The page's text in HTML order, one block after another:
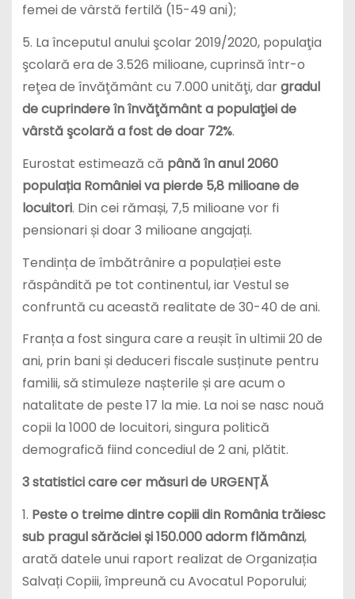
femei de vârstă fertilă (15-49 ani);
5. La începutul anului şcolar 2019/2020, populaţia
şcolară era de 3.526 milioane, cuprinsă într-o
reţea de învăţământ cu 7.000 unităţi, dargradul
de cuprindere în învăţământ a populaţiei de
vârstă şcolară a fost de doar 72%.
Eurostat estimează că până în anul 2060
populația României va pierde 5,8 milioane de
locuitori. Din cei rămași, 7,5 milioane vor fi
pensionari și doar 3 milioane angajați.
Tendința de îmbătrânire a populației este
răspândită pe tot continentul, iar Vestul se
confruntă cu această realitate de 30-40 de ani.
Franța a fost singura care a reușit în ultimii 20 de
ani, prin bani și deduceri fiscale susținute pentru
familii, să stimuleze nașterile și are acum o
natalitate de peste 17 la mie. La noi se nasc nouă
copii la 1000 de locuitori, singura politică
demografică fiind concediul de 2 ani, plătit.
3 statistici care cer măsuri de URGENȚĂ
1. Peste o treime dintre copiii din România trăiesc
sub pragul sărăciei și 150.000 adorm flămânzi,
arată datele unui raport realizat de Organizația
Salvați Copiii, împreună cu Avocatul Poporului;